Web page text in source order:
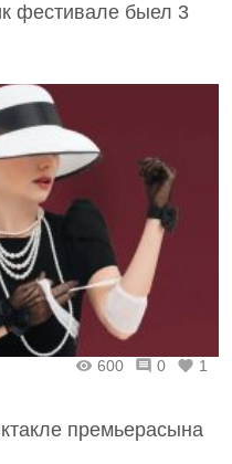
фестивале быел 3
600 0 1
премьерасына